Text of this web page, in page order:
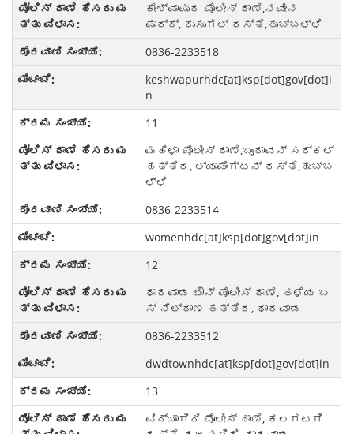
ಕೇಶ್ವಾಪುರ ಪೊಲೀಸ್ ಠಾಣೆ,ನವೀನ
ಪಾರ್ಕ್, ಕುಸುಗಲ್ ರಸ್ತೆ,ಹುಬ್ಬಳ್ಳಿ
0836-2233518
keshwapurhdc[at]ksp[dot]gov[dot]i
n
11
ಮಹಿಳಾ ಪೊಲೀಸ್ ಠಾಣೆ,ಬೃಂದಾವನ್ ಸರ್ಕಲ್
ಹತ್ತಿರ, ಲ್ಯಾಮಿಂಗ್ಟನ್ ರಸ್ತೆ,ಹುಬ್ಬ
ಳ್ಳಿ
0836-2233514
womenhdc[at]ksp[dot]gov[dot]in
12
ಧಾರವಾಡ ಟೌನ್ ಪೊಲೀಸ್ ಠಾಣೆ, ಹಳೆಯ ಬ
ಸ್ ನಿಲ್ದಾಣ ಹತ್ತಿರ, ಧಾರವಾಡ
0836-2233512
dwdtownhdc[at]ksp[dot]gov[dot]in
13
ವಿದ್ಯಾಗಿರಿ ಪೊಲೀಸ್ ಠಾಣೆ, ಕಲಗಟಗಿ